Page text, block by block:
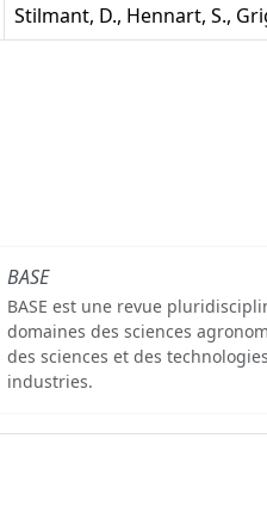
Stilmant, D., Hennart, S.,
BASE
BASE est une revue
domaines des sciences
des sciences et des
industries.